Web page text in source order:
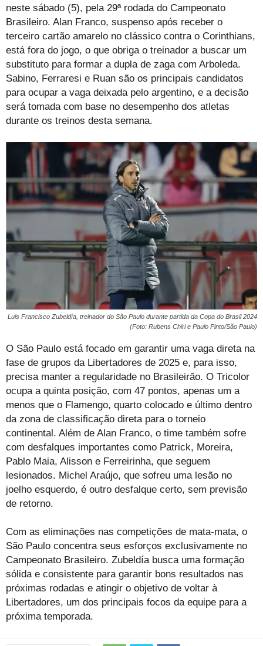
neste sábado (5), pela 29ª rodada do Campeonato
Brasileiro. Alan Franco, suspenso após receber o
terceiro cartão amarelo no clássico contra o Corinthians,
está fora do jogo, o que obriga o treinador a buscar um
substituto para formar a dupla de zaga com Arboleda.
Sabino, Ferraresi e Ruan são os principais candidatos
para ocupar a vaga deixada pelo argentino, e a decisão
será tomada com base no desempenho dos atletas
durante os treinos desta semana.
Luis Francisco Zubeldía, treinador do São Paulo durante partida da Copa do Brasil 2024
(Foto: Rubens Chiri e Paulo Pinto/São Paulo)
O São Paulo está focado em garantir uma vaga direta na
fase de grupos da Libertadores de 2025 e, para isso,
precisa manter a regularidade no Brasileirão. O Tricolor
ocupa a quinta posição, com 47 pontos, apenas um a
menos que o Flamengo, quarto colocado e último dentro
da zona de classificação direta para o torneio
continental. Além de Alan Franco, o time também sofre
com desfalques importantes como Patrick, Moreira,
Pablo Maia, Alisson e Ferreirinha, que seguem
lesionados. Michel Araújo, que sofreu uma lesão no
joelho esquerdo, é outro desfalque certo, sem previsão
de retorno.
Com as eliminações nas competições de mata-mata, o
São Paulo concentra seus esforços exclusivamente no
Campeonato Brasileiro. Zubeldía busca uma formação
sólida e consistente para garantir bons resultados nas
próximas rodadas e atingir o objetivo de voltar à
Libertadores, um dos principais focos da equipe para a
próxima temporada.